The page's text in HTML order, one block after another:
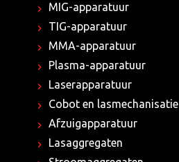
MIG-apparatuur
TIG-apparatuur
MMA-apparatuur
Plasma-apparatuur
Laserapparatuur
Cobot en lasmechanisatie
Afzuigapparatuur
Lasaggregaten